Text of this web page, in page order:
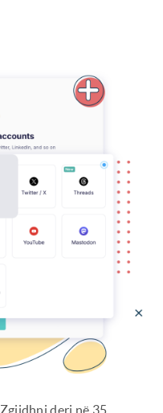
Zgjidhni deri në 35